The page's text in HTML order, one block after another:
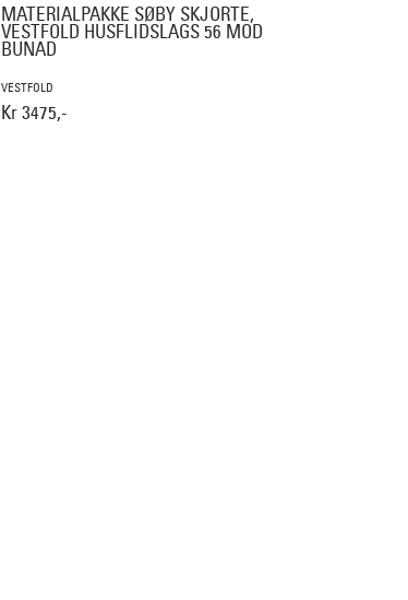
MATERIALPAKKE SØBY SKJORTE,
VESTFOLD HUSFLIDSLAGS 56 MOD
BUNAD
VESTFOLD
Kr 3475,-